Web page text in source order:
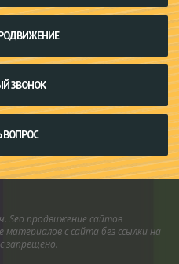
ЗВОНОК
ВОПРОС
Seo продвижение сайтов
с сайта без ссылки на
запрещено.